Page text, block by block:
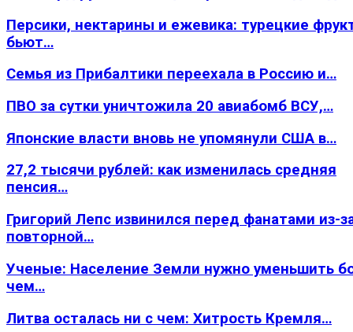
Персики, нектарины и ежевика: турецкие
бьют…
Семья из Прибалтики переехала в Россию и…
ПВО за сутки уничтожила 20 авиабомб ВСУ,…
Японские власти вновь не упомянули США в…
27,2 тысячи рублей: как изменилась средняя
пенсия…
Григорий Лепс извинился перед фанатами из-
повторной…
Ученые: Население Земли нужно уменьшить
чем…
Литва осталась ни с чем: Хитрость Кремля…